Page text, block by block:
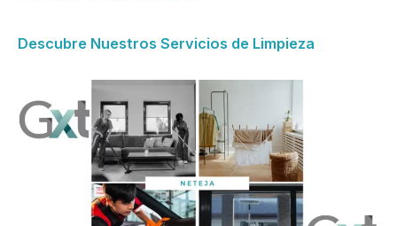
Descubre Nuestros Servicios de Limpieza